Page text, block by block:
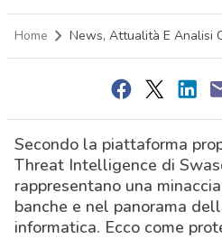
Home News, Attualità E Analisi
Secondo la piattaforma
Threat Intelligence di
rappresentano una
banche e nel panorama
informatica. Ecco come